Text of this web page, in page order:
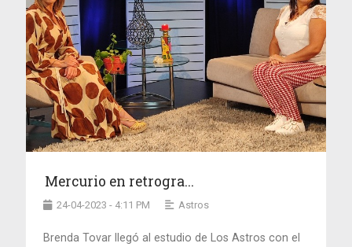
Mercurio en retrogra...
24-04-2023 - 4:11 PM Astros
Brenda Tovar llegó al estudio de Los Astros con el